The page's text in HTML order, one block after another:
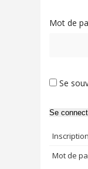
Mot de
Se
Se
Inscription
Mot de